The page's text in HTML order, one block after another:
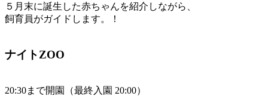
５月末に誕生した赤ちゃんを紹介しながら、
飼育員がガイドします。！
ナイトZOO
20:30まで開園（最終入園 20:00）